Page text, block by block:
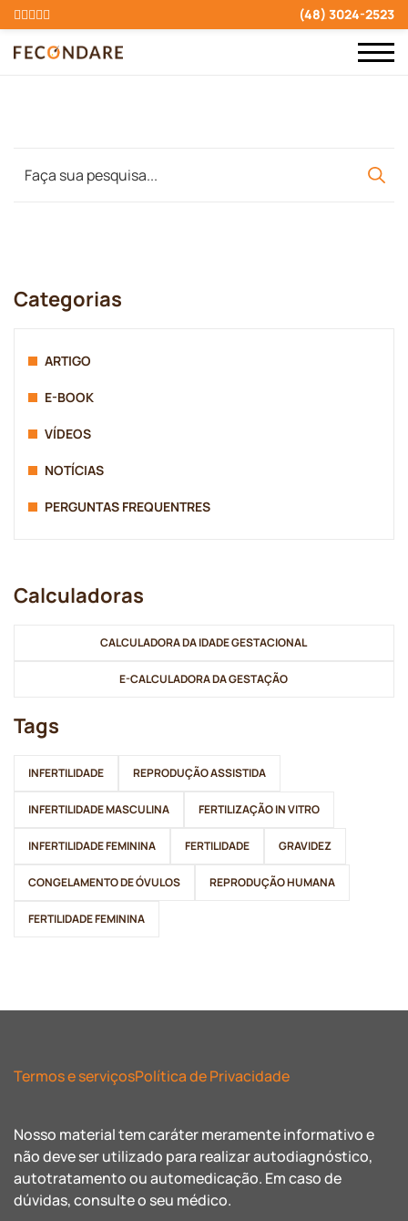
(48) 3024-2523
Categorias
ARTIGO
E-BOOK
VÍDEOS
NOTÍCIAS
PERGUNTAS FREQUENTRES
Tags
INFERTILIDADE REPRODUÇÃO ASSISTIDA
INFERTILIDADE MASCULINA FERTILIZAÇÃO IN VITRO
INFERTILIDADE FEMININA FERTILIDADE GRAVIDEZ
CONGELAMENTO DE ÓVULOS REPRODUÇÃO HUMANA
FERTILIDADE FEMININA
Calculadoras
CALCULADORA DA IDADE GESTACIONAL
E-CALCULADORA DA GESTAÇÃO
Termos e serviçosPolítica de Privacidade
Nosso material tem caráter meramente informativo e
não deve ser utilizado para realizar autodiagnóstico,
autotratamento ou automedicação. Em caso de
dúvidas, consulte o seu médico.